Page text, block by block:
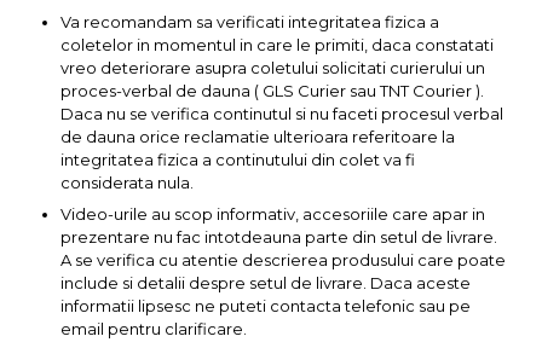
accesorii
Profesionale
si Orbitale
Sudura
Rindele Electrice
Generator Curent Electric
Va recomandam sa verificati integritatea fizica a
coletelor in momentul in care le primiti, daca constatati
vreo deteriorare asupra coletului solicitati curierului un
proces-verbal de dauna ( GLS Curier sau TNT Courier ).
Daca nu se verifica continutul si nu faceti procesul verbal
de dauna orice reclamatie ulterioara referitoare la
integritatea fizica a continutului din colet va fi
considerata nula.
Video-urile au scop informativ, accesoriile care apar in
prezentare nu fac intotdeauna parte din setul de livrare.
A se verifica cu atentie descrierea produsului care poate
include si detalii despre setul de livrare. Daca aceste
informatii lipsesc ne puteti contacta telefonic sau pe
email pentru clarificare.